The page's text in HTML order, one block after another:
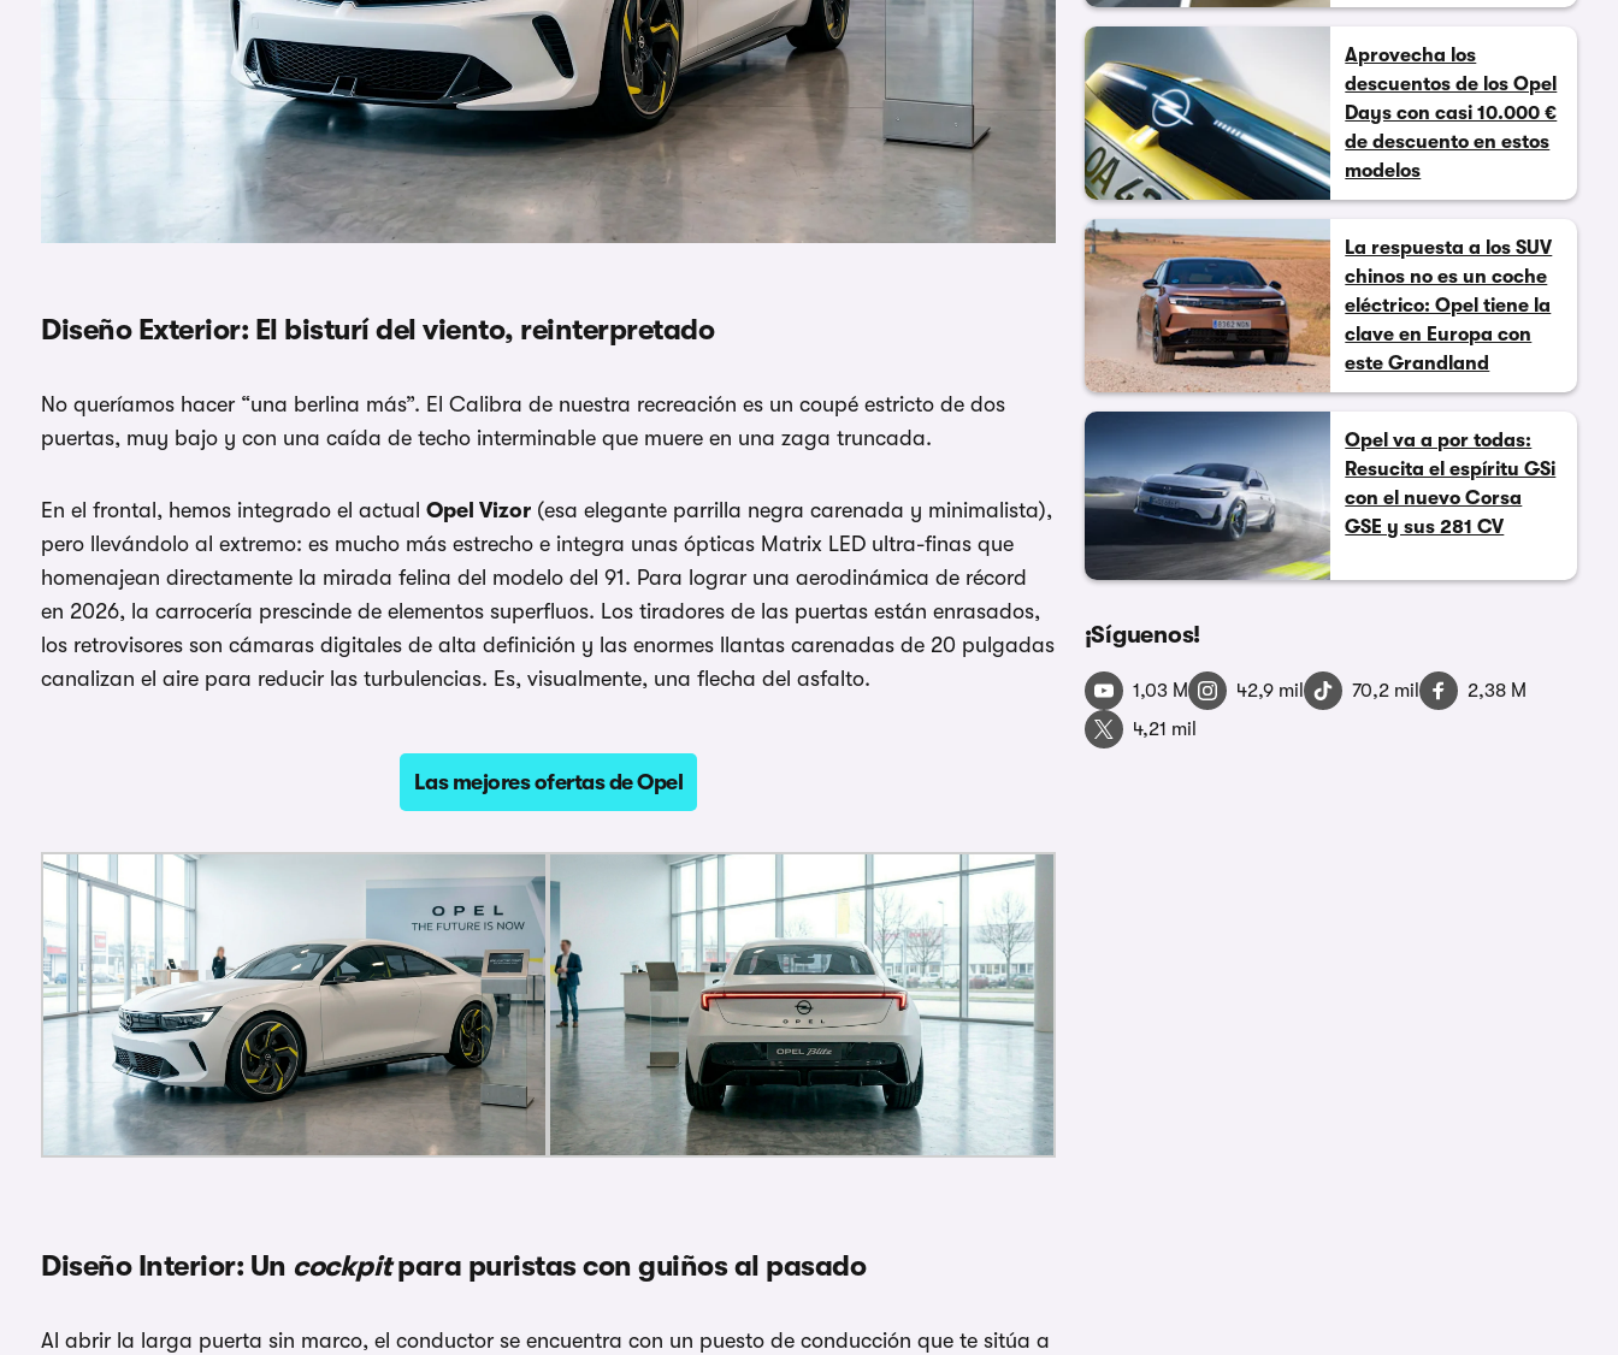
Diseño Exterior: El bisturí del viento, reinterpretado
No queríamos hacer “una berlina más”. El Calibra de nuestra recreación es un coupé estricto de dos
puertas, muy bajo y con una caída de techo interminable que muere en una zaga truncada.
En el frontal, hemos integrado el actual Opel Vizor (esa elegante parrilla negra carenada y minimalista),
pero llevándolo al extremo: es mucho más estrecho e integra unas ópticas Matrix LED ultra-finas que
homenajean directamente la mirada felina del modelo del 91. Para lograr una aerodinámica de récord
en 2026, la carrocería prescinde de elementos superfluos. Los tiradores de las puertas están enrasados,
los retrovisores son cámaras digitales de alta definición y las enormes llantas carenadas de 20 pulgadas
canalizan el aire para reducir las turbulencias. Es, visualmente, una flecha del asfalto.
Las mejores ofertas de Opel
Diseño Interior: Un cockpitpara puristas con guiños al pasado
Al abrir la larga puerta sin marco, el conductor se encuentra con un puesto de conducción que te sitúa a
Aprovecha los
descuentos de los Opel
Days con casi 10.000 €
de descuento en estos
modelos
La respuesta a los SUV
chinos no es un coche
eléctrico: Opel tiene la
clave en Europa con
este Grandland
Opel va a por todas:
Resucita el espíritu GSi
con el nuevo Corsa
GSE y sus 281 CV
¡Síguenos!
1,03 M 42,9 mil 70,2 mil
2,38 M
4,21 mil